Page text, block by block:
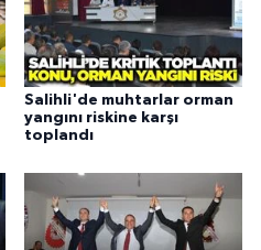
Salihli'de muhtarlar orman
yangını riskine karşı
toplandı